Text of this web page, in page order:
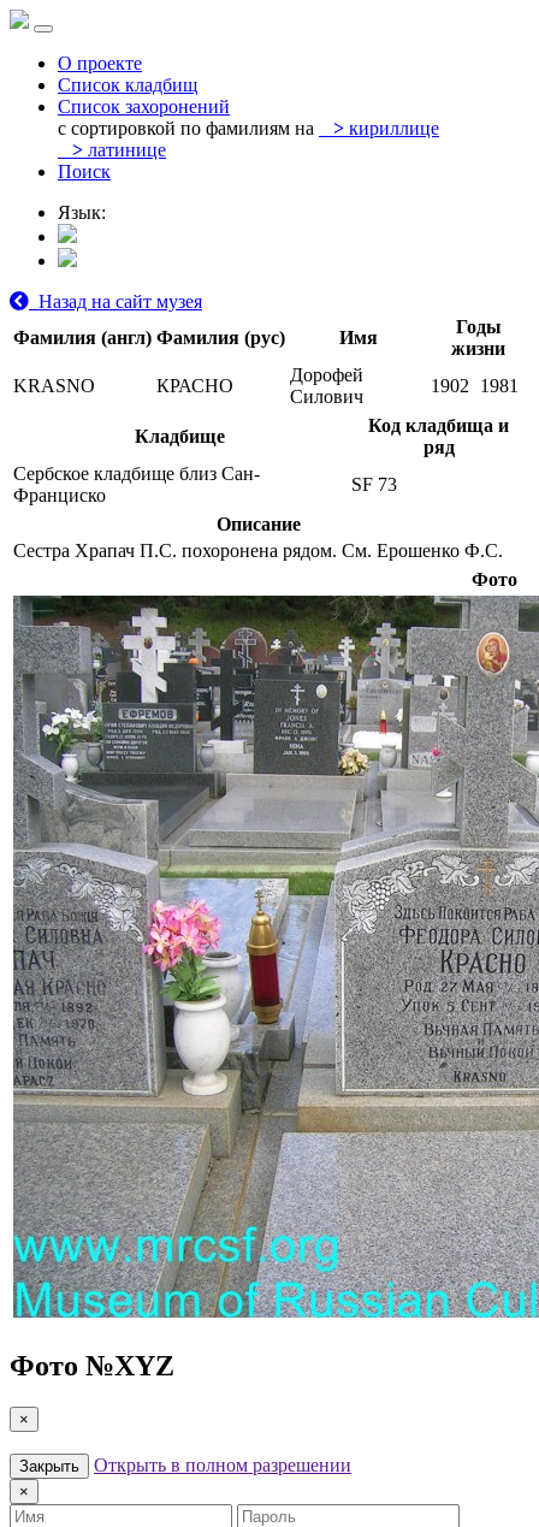
О проекте
Список кладбищ
Список захоронений
с сортировкой по фамилиям на
> кириллице
> латинице
Поиск
Язык:
Назад на сайт музея
Фамилия (англ) Фамилия (рус) Имя
Годы
жизни
KRASNO
КРАСНО
Дорофей
Силович
1902 1981
Кладбище
Код кладбища и
ряд
Сербское кладбище близ Сан-
Франциско
SF 73
Описание
Сестра Храпач П.С. похоронена рядом. См. Ерошенко Ф.С.
Фото
Фото №XYZ
×
Закрыть Открыть в полном разрешении
×
Имя
Пароль